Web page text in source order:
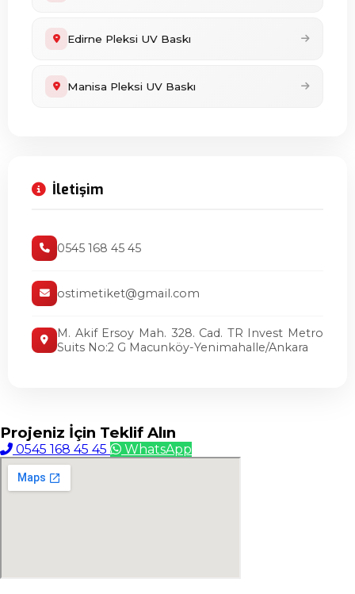
Edirne Pleksi UV Baskı
Manisa Pleksi UV Baskı
İletişim
0545 168 45 45
ostimetiket@gmail.com
M. Akif Ersoy Mah. 328. Cad. TR Invest Metro
Suits No:2 G Macunköy-Yenimahalle/Ankara
Projeniz İçin Teklif Alın
0545 168 45 45 WhatsApp